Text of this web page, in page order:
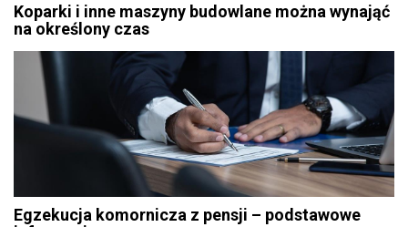
Koparki i inne maszyny budowlane można wynająć
na określony czas
Egzekucja komornicza z pensji – podstawowe